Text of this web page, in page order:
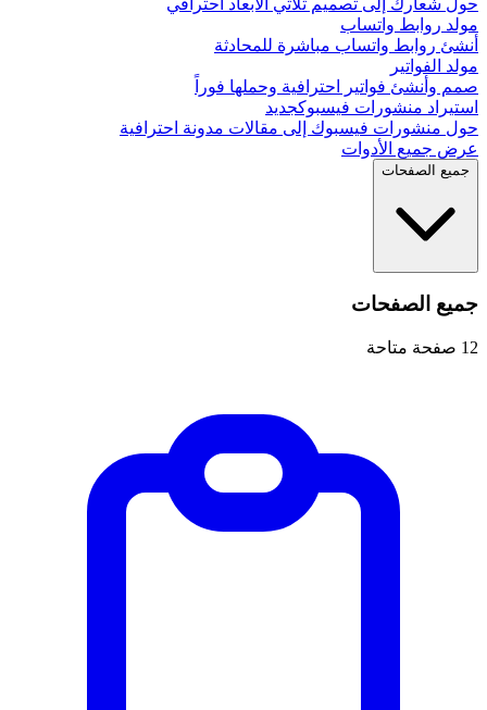
مولد روابط واتساب
أنشئ روابط واتساب مباشرة للمحادثة
مولد الفواتير
صمم وأنشئ فواتير احترافية وحملها فوراً
استيراد منشورات فيسبوكجديد
حول منشورات فيسبوك إلى مقالات مدونة احترافية
عرض جميع الأدوات
جميع الصفحات
جميع الصفحات
12 صفحة متاحة